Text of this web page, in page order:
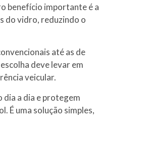
benefício importante é a
do vidro, reduzindo o
até as de
deve levar em
veicular.
a dia e protegem
É uma solução simples,